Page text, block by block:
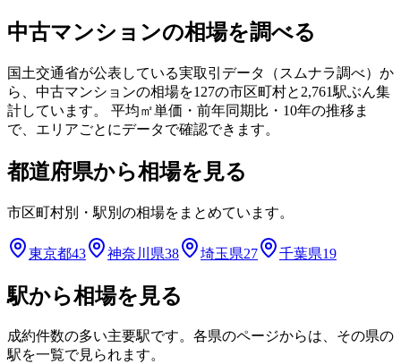
中古マンションの相場を調べる
国土交通省が公表している実取引データ（スムナラ調べ）か
ら、中古マンションの相場を127の市区町村と 2,761駅ぶん集
計しています。 平均㎡単価・前年同期比・10年の推移ま
で、エリアごとにデータで確認できます。
都道府県から相場を見る
市区町村別・駅別の相場をまとめています。
東京都43 神奈川県38 埼玉県27 千葉県19
駅から相場を見る
成約件数の多い主要駅です。各県のページからは、その県の
駅を一覧で見られます。